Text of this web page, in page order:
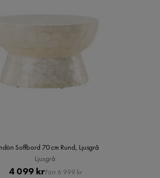
Soffbord 70 cm Rund, Ljusgrå
Ljusgrå
Pris
4 099 krOriginal
Förr 6 999 kr